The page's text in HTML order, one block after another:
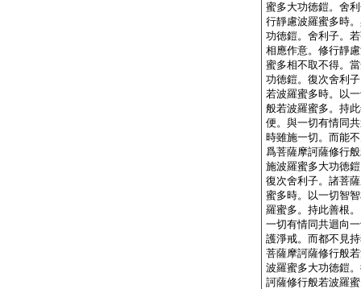
蜜多大功徳鎧。舍
行靜慮波羅蜜多時
功徳鎧。舍利子。
相應作意。修行靜
蜜多相不取不得。
功徳鎧。復次舍利
若波羅蜜多時。以
般若波羅蜜多。持
便。與一切有情同
時雖施一切。而能
爲菩薩摩訶薩修行
施波羅蜜多大功徳鎧
復次舍利子。諸菩
蜜多時。以一切智
羅蜜多。持此善根
一切有情同共迴向
護淨戒。而都不見
菩薩摩訶薩修行般
波羅蜜多大功徳鎧
訶薩修行般若波羅